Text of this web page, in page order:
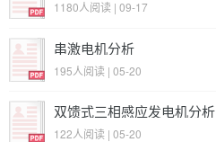
1180人阅读 | 09-17
串激电机分析
195人阅读 | 05-20
双馈式三相感应发电机分析
122人阅读 | 05-20